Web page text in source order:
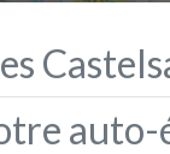
auto-